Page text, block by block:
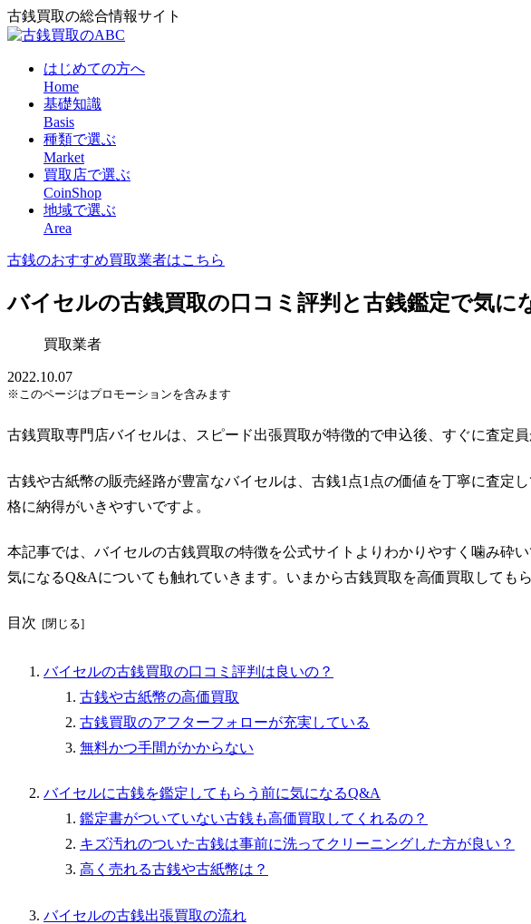
古銭買取の総合情報サイト
はじめての方へ
Home
基礎知識
Basis
種類で選ぶ
Market
買取店で選ぶ
CoinShop
地域で選ぶ
Area
古銭のおすすめ買取業者はこちら
バイセルの古銭買取の口コミ評判と古銭鑑定で気に
買取業者
2022.10.07
※このページはプロモーションを含みます
古銭買取専門店バイセルは、スピード出張買取が特徴的で申込後、すぐに査定
古銭や古紙幣の販売経路が豊富なバイセルは、古銭1点1点の価値を丁寧に査定
格に納得がいきやすいですよ。
本記事では、バイセルの古銭買取の特徴を公式サイトよりわかりやすく噛み砕
気になるQ&Aについても触れていきます。いまから古銭買取を高価買取しても
目次
バイセルの古銭買取の口コミ評判は良いの？
古銭や古紙幣の高価買取
古銭買取のアフターフォローが充実している
無料かつ手間がかからない
バイセルに古銭を鑑定してもらう前に気になるQ&A
鑑定書がついていない古銭も高価買取してくれるの？
キズ汚れのついた古銭は事前に洗ってクリーニングした方が良い？
高く売れる古銭や古紙幣は？
バイセルの古銭出張買取の流れ